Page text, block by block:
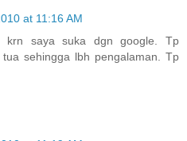
at 11:16 AM
krn saya suka dgn google. Tp
sehingga lbh pengalaman. Tp